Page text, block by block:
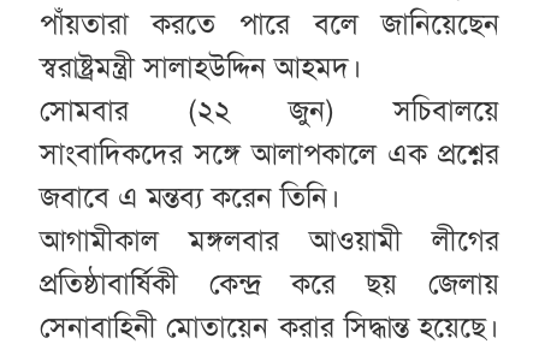
পাঁয়তারা করতে পারে বলে জানিয়েছেন
স্বরাষ্ট্রমন্ত্রী সালাহউদ্দিন আহমদ।
সোমবার (২২ জুন) সচিবালয়ে
সাংবাদিকদের সঙ্গে আলাপকালে এক প্রশ্নের
জবাবে এ মন্তব্য করেন তিনি।
আগামীকাল মঙ্গলবার আওয়ামী লীগের
প্রতিষ্ঠাবার্ষিকী কেন্দ্র করে ছয় জেলায়
সেনাবাহিনী মোতায়েন করার সিদ্ধান্ত হয়েছে।